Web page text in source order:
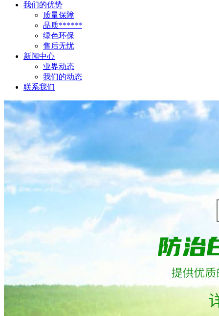
我们的优势
质量保障
品质******
绿色环保
售后无忧
新闻中心
业界动态
我们的动态
联系我们